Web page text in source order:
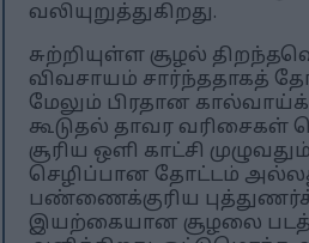
வலியுறுத்துகிறது.
சுற்றியுள்ள சூழல்
விவசாயம் சார்ந்ததாகத்
மேலும் பிரதான
கூடுதல் தாவர வரிசைகள்
சூரிய ஒளி காட்சி
செழிப்பான தோட்டம்
பண்ணைக்குரிய
இயற்கையான சூழலை